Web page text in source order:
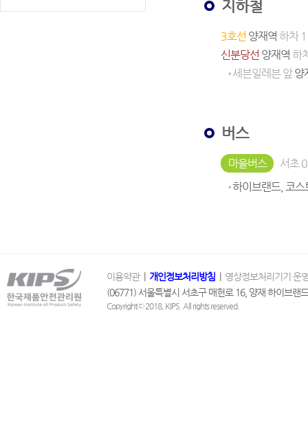
지하철
3호선 양재역 하차
신분당선 양재역 하
→세븐일레븐 앞양
버스
마을버스
서초
→ 하이브랜드, 코
이용약관 개인정보처리방침
영상정보처리기기 운
(06771) 서울특별시 서초구 매헌로 16, 양재 하이브
Copyrightⓒ 2018, KIPS. All rights reserved.